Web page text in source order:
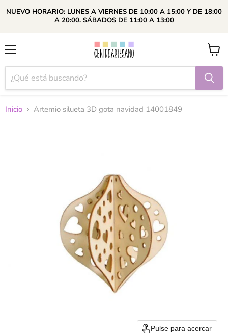
NUEVO HORARIO: LUNES A VIERNES DE 10:00 A 15:00 Y DE 18:00
A 20:00. SÁBADOS DE 11:00 A 13:00
Ver
carrito
Inicio Artemio silueta 3D gota navidad 14001849
Pulse para acercar